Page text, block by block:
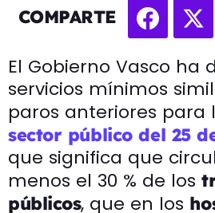
COMPARTE
El Gobierno Vasco ha
servicios mínimos
paros anteriores para
sector público del 25
que significa que
menos el 30 % de los
públicos, que en los